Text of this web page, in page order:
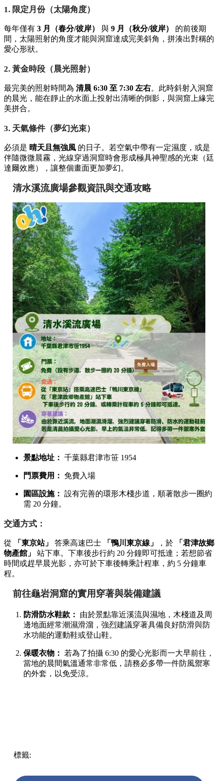
1. 限定月份（太陽角度）
每年僅有 3 月（春分/彼岸） 與 9 月（秋分/彼岸）
的前後期
間，太陽照射的角度才能與洞窟達成完美斜角，拼湊出對稱的
愛心形狀。
2. 黃金時段（晨光照射）
最完美的照射時間為 清晨 6:30 至 7:30 左右。此時斜射入洞窟
的晨光，能在靜止的水面上投射出清晰的倒影，與洞窟上緣完
美拼合。
3. 天氣條件（夢幻光束）
必須是 晴天且無強風 的日子。若空氣中帶有一定濕度，或是
伴隨微微晨霧，光線穿過洞窟時會形成極具神聖感的光束（廷
達爾效應），讓整個畫面更加夢幻。
清水溪流廣場參觀資訊與交通攻略
景點地址： 千葉縣君津市笹 1954
門票費用： 免費入場
園區設施： 設有完善的環形木棧步道，順著散步一圈約
需 20 分鐘。
交通方式：
從 「東京站」 答乘高速巴士 「鴨川東京線」 ，於
「君津故鄉
物產館」
站下車。下車後步行約 20 分鐘即可抵達；若想節省
時間或趕早晨光影，亦可於下車後轉乘計程車，約 5 分鐘車
程。
前往龜岩洞窟的實用穿著與裝備建議
防滑防水鞋款：
由於景點靠近溪流與濕地，木棧道及周
邊地面經常潮濕滑溜，強烈建議穿著具備良好防滑與防
水功能的運動鞋或登山鞋。
保暖衣物：
若為了拍攝 6:30 的愛心光影而一大早前往，
當地的晨間氣溫通常非常低，請務必多帶一件防風禦寒
的外套，以免受涼。
標籤: